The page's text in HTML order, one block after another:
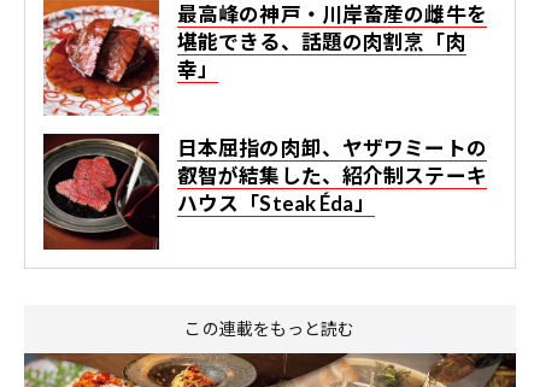
最高峰の神戸・川岸畜産の雌牛を
堪能できる、話題の肉割烹「肉
幸」
日本屈指の肉卸、ヤザワミートの
叡智が結集した、紹介制ステーキ
ハウス「Steak Éda」
この連載をもっと読む